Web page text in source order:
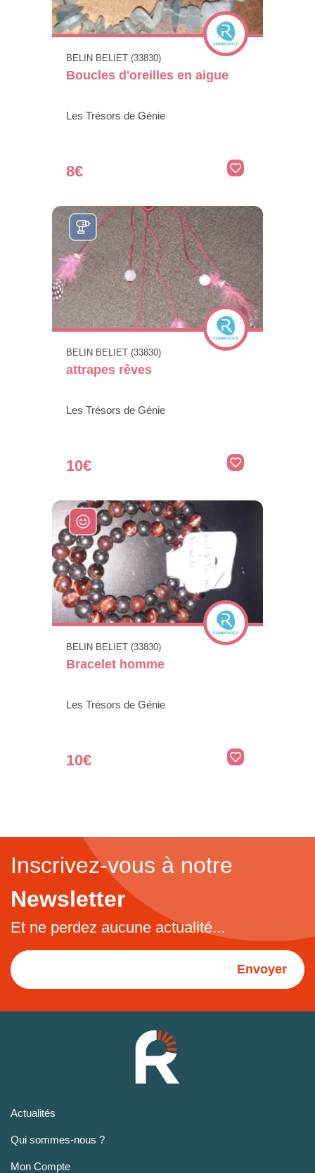
BELIN BELIET (33830)
Boucles d'oreilles en aigue
Les Trésors de Génie
8€
BELIN BELIET (33830)
attrapes rêves
Les Trésors de Génie
10€
BELIN BELIET (33830)
Bracelet homme
Les Trésors de Génie
10€
Inscrivez-vous à notre
Newsletter
Et ne perdez aucune actualité...
Envoyer
Actualités
Qui sommes-nous ?
Mon Compte